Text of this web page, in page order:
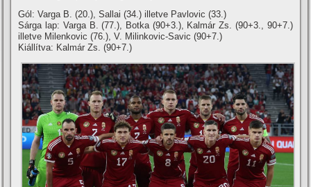
Gól: Varga B. (20.), Sallai (34.) illetve Pavlovic (33.)
Sárga lap: Varga B. (77.), Botka (90+3.), Kalmár Zs. (90+3., 90+7.)
illetve Milenkovic (76.), V. Milinkovic-Savic (90+7.)
Kiállítva: Kalmár Zs. (90+7.)